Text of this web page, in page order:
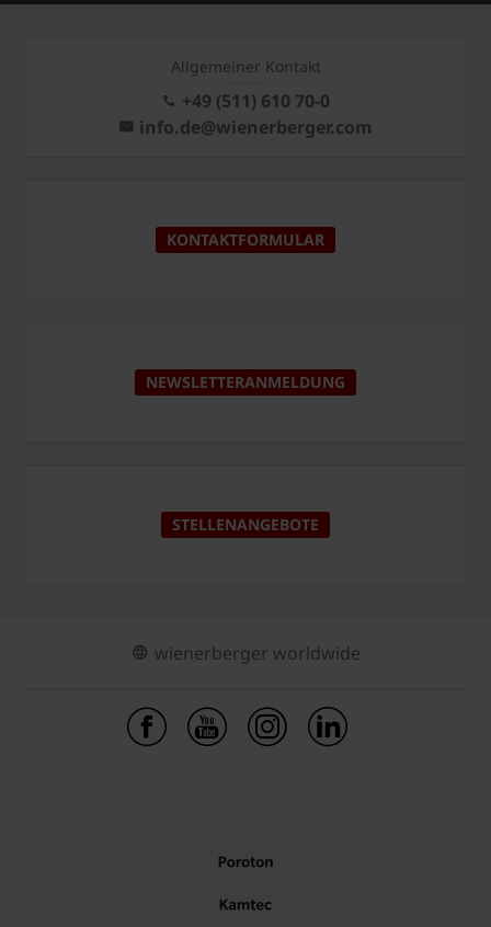
Allgemeiner Kontakt
+49 (511) 610 70-0
info.de@wienerberger.com
KONTAKTFORMULAR
NEWSLETTERANMELDUNG
STELLENANGEBOTE
wienerberger worldwide